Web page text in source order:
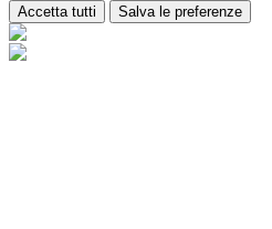
Accetta tutti Salva le preferenze